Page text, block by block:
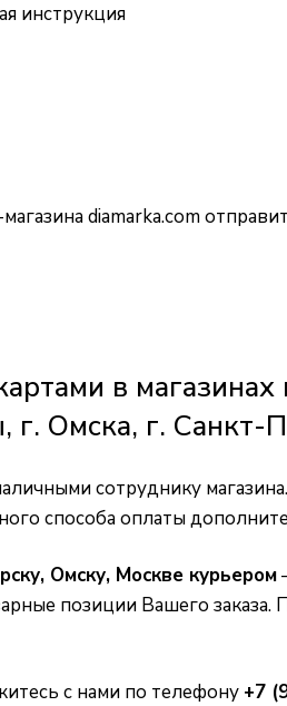
инструкция
diamarka.com
в магазинах
Омска, г. Санкт-
сотруднику
способа оплаты
Омску, Москве курьером
позиции Вашего
с нами по телефону +7